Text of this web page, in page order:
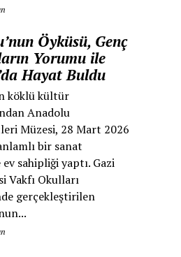
Öyküsü, Genç
Yorumu ile
Hayat Buldu
köklü kültür
Anadolu
Müzesi, 28 Mart 2026
bir sanat
sahipliği yaptı. Gazi
Vakfı Okulları
gerçekleştirilen